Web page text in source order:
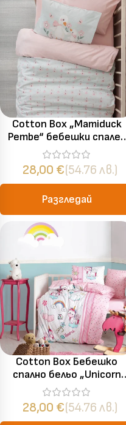
Cotton Box „Mamiduck
Pembe“ бебешки спален
комплект – 100% памук
ранфорс
28,00 €(54.76 лв.)
Разгледай
Cotton Box Бебешко
спално бельо „Unicorn
Pembe“ Bebek Ranforce –
100% памук – 4 части –
за бебешко легло
28,00 €(54.76 лв.)